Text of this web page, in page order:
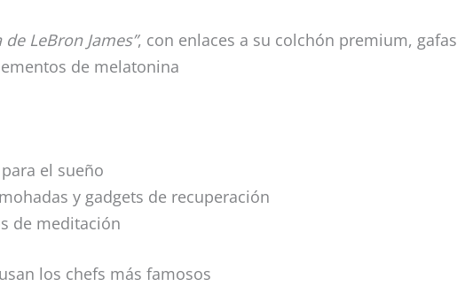
LeBron James”, con enlaces a su colchón premium, gafas
de melatonina
el sueño
y gadgets de recuperación
de meditación
los chefs más famosos